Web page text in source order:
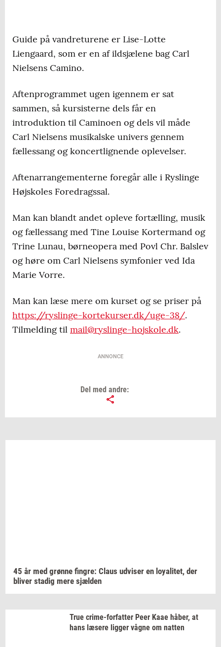
Guide på vandreturene er Lise-Lotte
Liengaard, som er en af ildsjælene bag Carl
Nielsens Camino.
Aftenprogrammet ugen igennem er sat
sammen, så kursisterne dels får en
introduktion til Caminoen og dels vil måde
Carl Nielsens musikalske univers gennem
fællessang og koncertlignende oplevelser.
Aftenarrangementerne foregår alle i Ryslinge
Højskoles Foredragssal.
Man kan blandt andet opleve fortælling, musik
og fællessang med Tine Louise Kortermand og
Trine Lunau, børneopera med Povl Chr. Balslev
og høre om Carl Nielsens symfonier ved Ida
Marie Vorre.
Man kan læse mere om kurset og se priser på
https://ryslinge-kortekurser.dk/uge-38/.
Tilmelding til mail@ryslinge-hojskole.dk.
ANNONCE
Del med andre:
45 år med grøn­ne fin­gre: Claus ud­vi­ser en loy­a­li­tet, der
bli­ver sta­dig mere sjæl­den
True crime-​forfatter Peer Kaae håber, at
hans læ­se­re lig­ger vågne om nat­ten